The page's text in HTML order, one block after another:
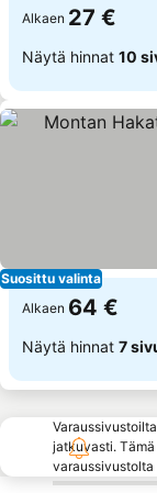
Alkaen 27 €
Näytä hinnat 10
Suosittu valinta
Alkaen 64 €
Näytä hinnat 7
jatkuvasti.
varaussivustolta